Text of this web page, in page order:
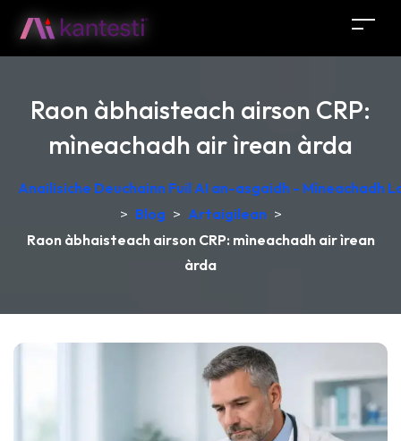
Raon àbhaisteach airson CRP:
mìneachadh air ìrean àrda
Anailisiche Deuchainn Fuil AI an-asgaidh - Mìneachadh
> Blog > Artaigilean >
Raon àbhaisteach airson CRP: mìneachadh air ìrean
àrda